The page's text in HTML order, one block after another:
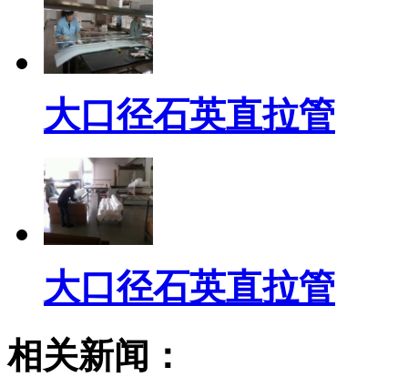
大口径石英直拉管
大口径石英直拉管
相关新闻：